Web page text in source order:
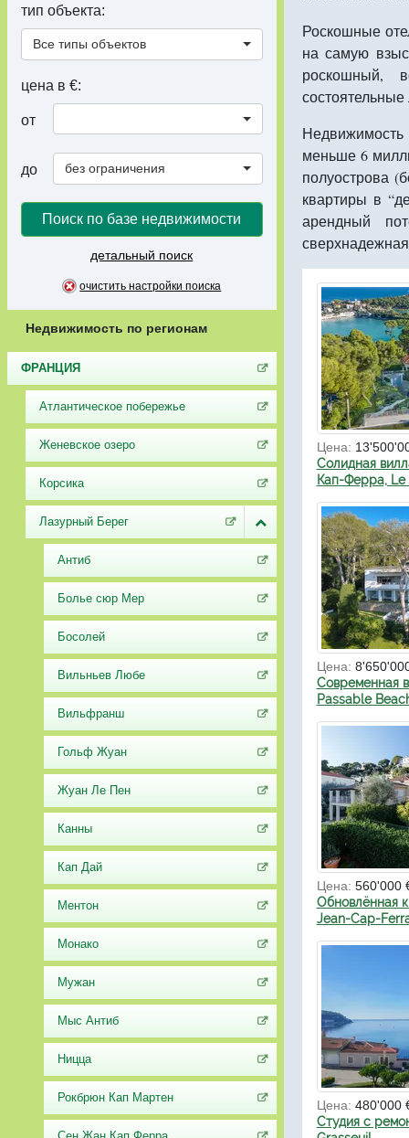
тип объекта:
Все типы объектов
цена в €:
от
до без ограничения
Поиск по базе недвижимости
детальный поиск
очистить настройки поиска
Недвижимость по регионам
ФРАНЦИЯ
Атлантическое побережье
Женевское озеро
Корсика
Лазурный Берег
Антиб
Болье сюр Мер
Босолей
Вильньев Любе
Вильфранш
Гольф Жуан
Жуан Ле Пен
Канны
Кап Дай
Ментон
Монако
Мужан
Мыс Антиб
Ницца
Рокбрюн Кап Мартен
Роскошные
на самую
роскошный,
меньше 6
полуострова
квартиры в
арендный
Цена:
Солидная
Кап-Ферра, Le
Цена:
Современная
Passable
Цена: 560'000
Обновлённая
Jean-Cap-
Цена: 480'000
Студия с